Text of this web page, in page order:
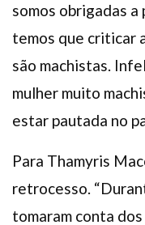
somos obrigadas
temos que criticar
são machistas.
mulher muito
estar pautada no
Para Thamyris
retrocesso.
tomaram conta